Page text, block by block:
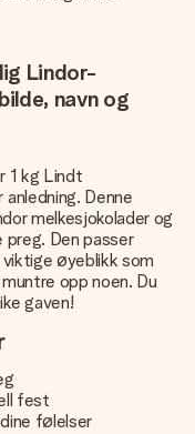
Lindor-
navn og
1 kg Lindt
Denne
melkesjokolader og
Den passer
øyeblikk som
opp noen. Du
gaven!
fest
følelser